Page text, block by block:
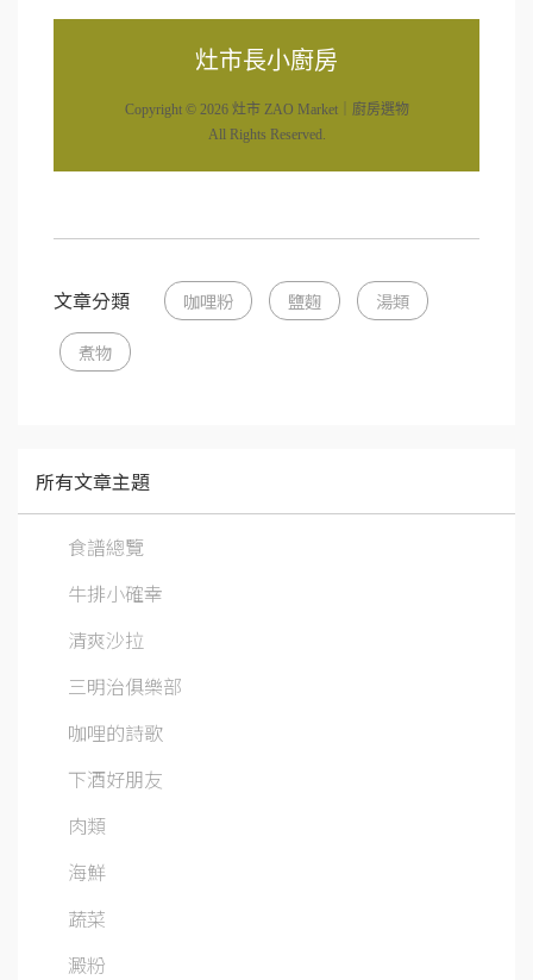
灶市長小廚房
Copyright © 2026 灶市 ZAO Market｜廚房選物
All Rights Reserved.
文章分類 咖哩粉 鹽麴 湯類
煮物
所有文章主題
食譜總覽
牛排小確幸
清爽沙拉
三明治俱樂部
咖哩的詩歌
下酒好朋友
肉類
海鮮
蔬菜
澱粉